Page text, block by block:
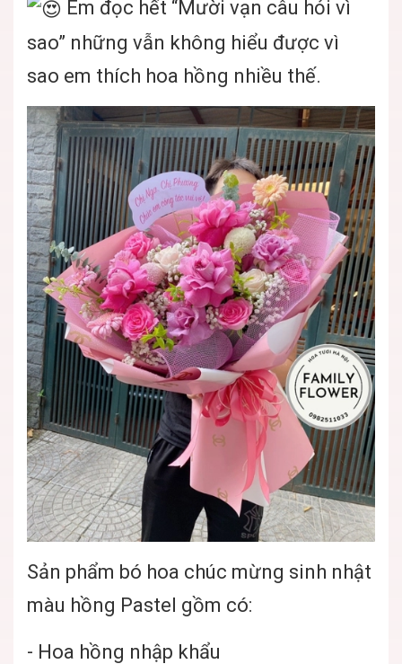
Em đọc hết “Mười vạn câu hỏi vì
sao” những vẫn không hiểu được vì
sao em thích hoa hồng nhiều thế.
Sản phẩm bó hoa chúc mừng sinh nhật
màu hồng Pastel gồm có:
- Hoa hồng nhập khẩu